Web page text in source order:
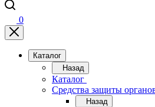
0
Каталог
Назад
Каталог
Средства защиты
Назад